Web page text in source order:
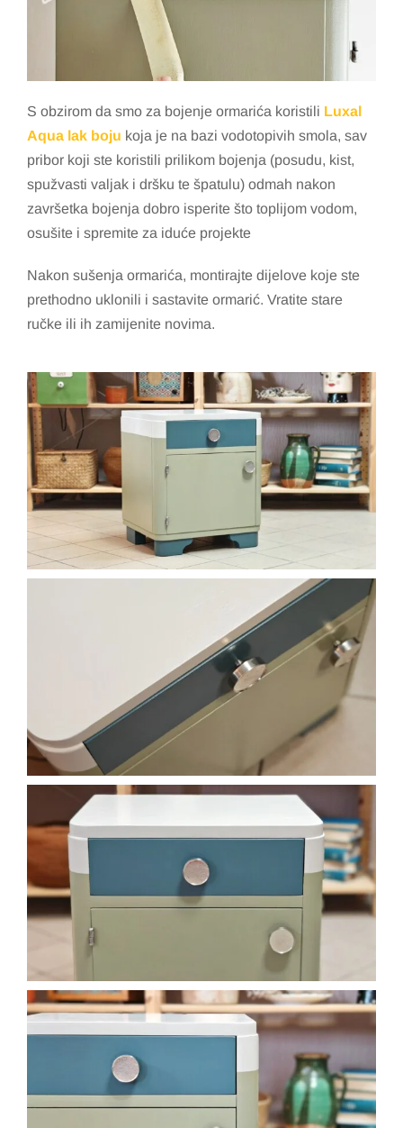
S obzirom da smo za bojenje ormarića koristili Luxal
Aqua lak boju koja je na bazi vodotopivih smola, sav
pribor koji ste koristili prilikom bojenja (posudu, kist,
spužvasti valjak i dršku te špatulu) odmah nakon
završetka bojenja dobro isperite što toplijom vodom,
osušite i spremite za iduće projekte
Nakon sušenja ormarića, montirajte dijelove koje ste
prethodno uklonili i sastavite ormarić. Vratite stare
ručke ili ih zamijenite novima.